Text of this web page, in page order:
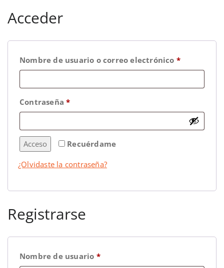
Acceder
Nombre de usuario o correo electrónico *
Contraseña*
Recuérdame
Acceso
¿Olvidaste la contraseña?
Registrarse
Nombre de usuario *